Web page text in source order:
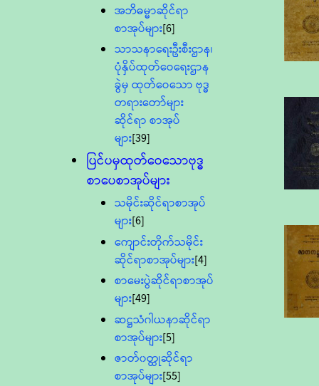
အဘိဓမ္မာဆိုင်ရာ
စာအုပ်များ[6]
သာသနာရေးဦးစီးဌာန၊
ပုံနှိပ်ထုတ်ဝေရေးဌာန
ခွဲမှ ထုတ်ဝေသော ဗုဒ္ဓ
တရားတော်များ
ဆိုင်ရာ စာအုပ်
များ[39]
ပြင်ပမှထုတ်ဝေသောဗုဒ္ဓ
စာပေစာအုပ်များ
သမိုင်းဆိုင်ရာစာအုပ်
များ[6]
ကျောင်းတိုက်သမိုင်း
ဆိုင်ရာစာအုပ်များ[4]
စာမေးပွဲဆိုင်ရာစာအုပ်
များ[49]
ဆဋ္ဌသံဂါယနာဆိုင်ရာ
စာအုပ်များ[5]
ဇာတ်၀တ္ထုဆိုင်ရာ
စာအုပ်များ[55]